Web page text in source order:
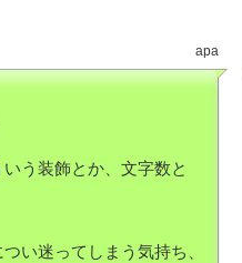
apa
う装飾とか、文字数と
い迷ってしまう気持ち、